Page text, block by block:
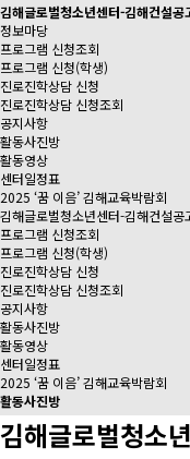
김해글로벌청소년센터-김해건설
정보마당
프로그램 신청조회
프로그램 신청(학생)
진로진학상담 신청
진로진학상담 신청조회
공지사항
활동사진방
활동영상
센터일정표
2025 ‘꿈 이음’ 김해교육박람회
김해글로벌청소년센터-김해건설
프로그램 신청조회
프로그램 신청(학생)
진로진학상담 신청
진로진학상담 신청조회
공지사항
활동사진방
활동영상
센터일정표
2025 ‘꿈 이음’ 김해교육박람회
활동사진방
김해글로벌청소